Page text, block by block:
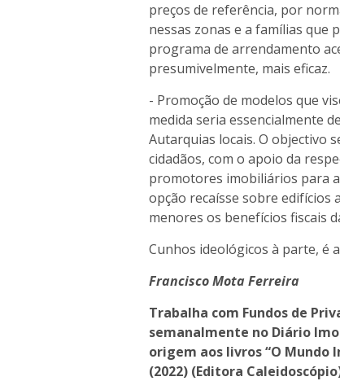
preços de referência, por
nessas zonas e a famílias que
programa de arrendamento
presumivelmente, mais eficaz.
- Promoção de modelos que
medida seria essencialmente
Autarquias locais. O objectivo
cidadãos, com o apoio da
promotores imobiliários para
opção recaísse sobre
menores os benefícios fiscais
Cunhos ideológicos à parte, é
Francisco Mota Ferreira
Trabalha com Fundos de
semanalmente no Diário
origem aos livros “O Mundo
(2022) (Editora